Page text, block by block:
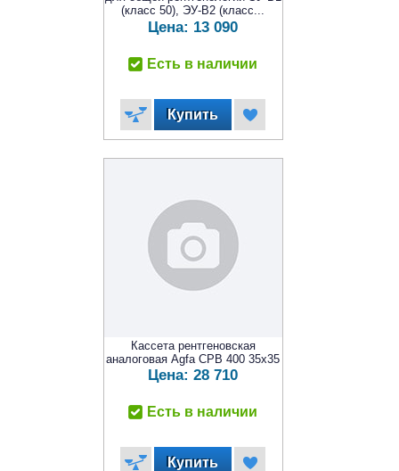
(класс 50), ЭУ-В2 (класс...
Цена: 13 090
Есть в наличии
Кассета рентгеновская
аналоговая Agfa CPB 400 35x35
Цена: 28 710
Есть в наличии